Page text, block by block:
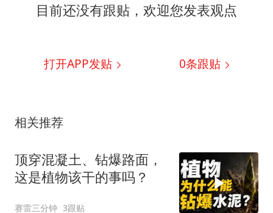
目前还没有跟贴，欢迎您发表观点
打开APP发贴 0条跟贴
相关推荐
顶穿混凝土、钻爆路面，
这是植物该干的事吗？
赛雷三分钟 3跟贴